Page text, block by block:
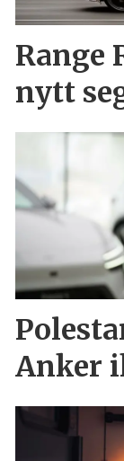
Range
nytt
Anker